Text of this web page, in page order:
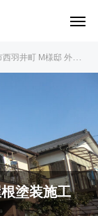
町 M様邸 外壁・屋根塗装施工事例
塗装施工